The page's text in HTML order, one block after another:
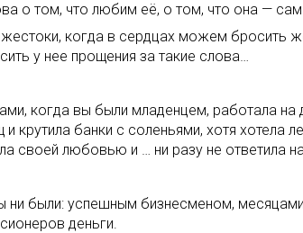
о том, что любим её, о том, что она —
когда в сердцах можем бросить
у нее прощения за такие слова…
когда вы были младенцем, работала на
банки с соленьями, хотя хотела
своей любовью и … ни разу не ответила
ни были: успешным бизнесменом,
деньги.